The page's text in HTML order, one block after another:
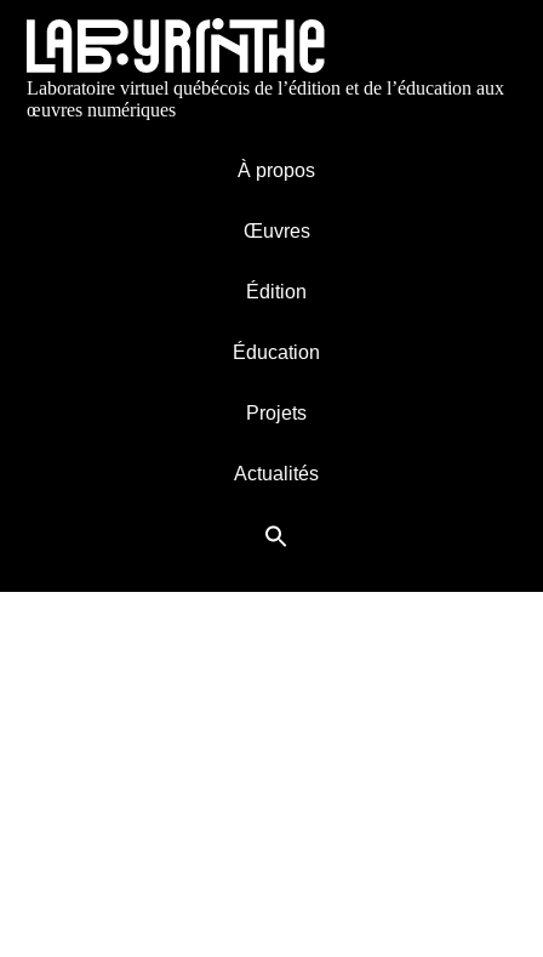
Laboratoire virtuel québécois de l’édition et de l’éducation aux
œuvres numériques
À propos
Œuvres
Édition
Éducation
Projets
Actualités